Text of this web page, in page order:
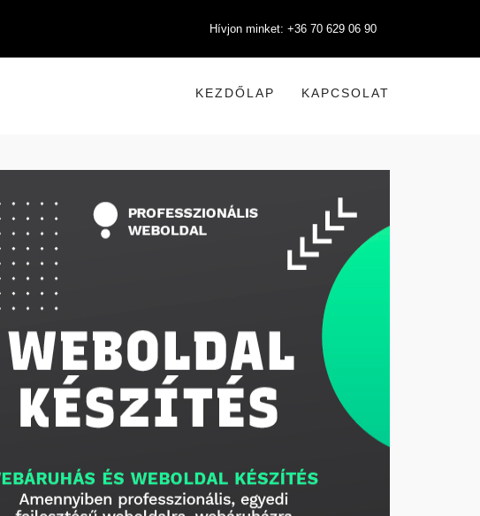
Hívjon minket: +36 70 629 06 90
KEZDŐLAP KAPCSOLAT